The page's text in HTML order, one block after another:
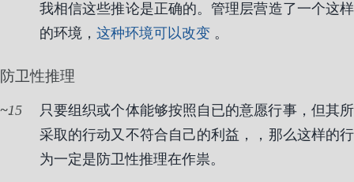
我相信这些推论是正确的。管理层营造了一个这样
的环境， 这种环境可以改变 。
防卫性推理
15
.
只要组织或个体能够按照自已的意愿行事，但其所
采取的行动又不符合自己的利益，，那么这样的行
为一定是防卫性推理在作祟。